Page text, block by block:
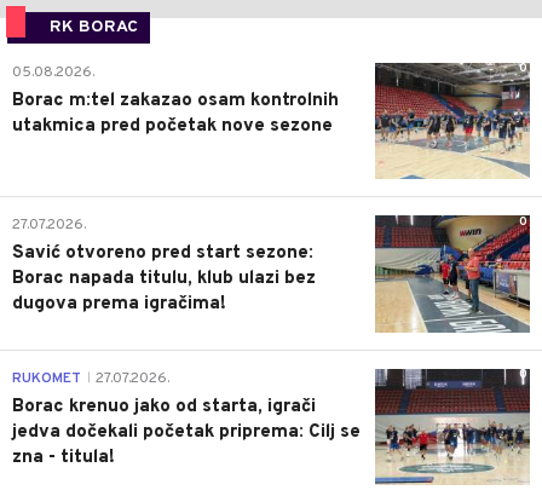
RK BORAC
0
05.08.2026.
Borac m:tel zakazao osam kontrolnih
utakmica pred početak nove sezone
0
27.07.2026.
Savić otvoreno pred start sezone:
Borac napada titulu, klub ulazi bez
dugova prema igračima!
0
RUKOMET 27.07.2026.
Borac krenuo jako od starta, igrači
jedva dočekali početak priprema: Cilj se
zna - titula!